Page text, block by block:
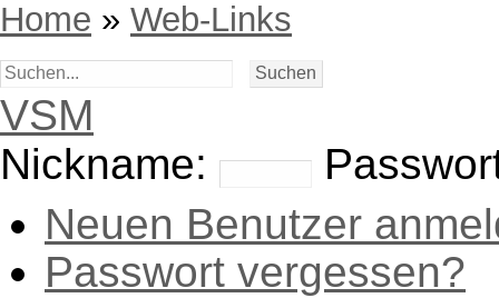
Home » Web-Links
VSM
Nickname:
Neuen Benutzer
Passwort vergessen?